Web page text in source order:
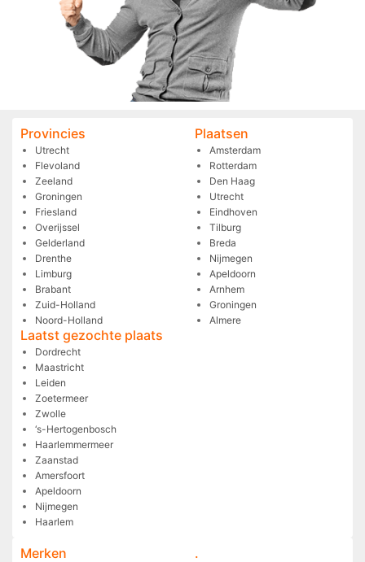
Provincies
Utrecht
Flevoland
Zeeland
Groningen
Friesland
Overijssel
Gelderland
Drenthe
Limburg
Brabant
Zuid-Holland
Noord-Holland
Plaatsen
Amsterdam
Rotterdam
Den Haag
Utrecht
Eindhoven
Tilburg
Breda
Nijmegen
Apeldoorn
Arnhem
Groningen
Almere
Laatst gezochte plaats
Dordrecht
Maastricht
Leiden
Zoetermeer
Zwolle
‘s-Hertogenbosch
Haarlemmermeer
Zaanstad
Amersfoort
Apeldoorn
Nijmegen
Haarlem
Merken .